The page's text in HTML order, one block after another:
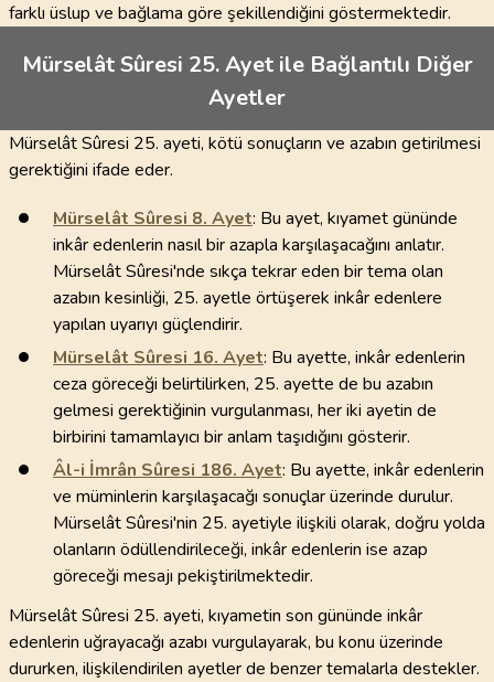
farklı üslup ve bağlama göre şekillendiğini göstermektedir.
Mürselât Sûresi 25. Ayet ile Bağlantılı Diğer
Ayetler
Mürselât Sûresi 25. ayeti, kötü sonuçların ve azabın getirilmesi
gerektiğini ifade eder.
Mürselât Sûresi 8. Ayet: Bu ayet, kıyamet gününde
inkâr edenlerin nasıl bir azapla karşılaşacağını anlatır.
Mürselât Sûresi'nde sıkça tekrar eden bir tema olan
azabın kesinliği, 25. ayetle örtüşerek inkâr edenlere
yapılan uyarıyı güçlendirir.
Mürselât Sûresi 16. Ayet: Bu ayette, inkâr edenlerin
ceza göreceği belirtilirken, 25. ayette de bu azabın
gelmesi gerektiğinin vurgulanması, her iki ayetin de
birbirini tamamlayıcı bir anlam taşıdığını gösterir.
Âl-i İmrân Sûresi 186. Ayet: Bu ayette, inkâr edenlerin
ve müminlerin karşılaşacağı sonuçlar üzerinde durulur.
Mürselât Sûresi'nin 25. ayetiyle ilişkili olarak, doğru yolda
olanların ödüllendirileceği, inkâr edenlerin ise azap
göreceği mesajı pekiştirilmektedir.
Mürselât Sûresi 25. ayeti, kıyametin son gününde inkâr
edenlerin uğrayacağı azabı vurgulayarak, bu konu üzerinde
dururken, ilişkilendirilen ayetler de benzer temalarla destekler.